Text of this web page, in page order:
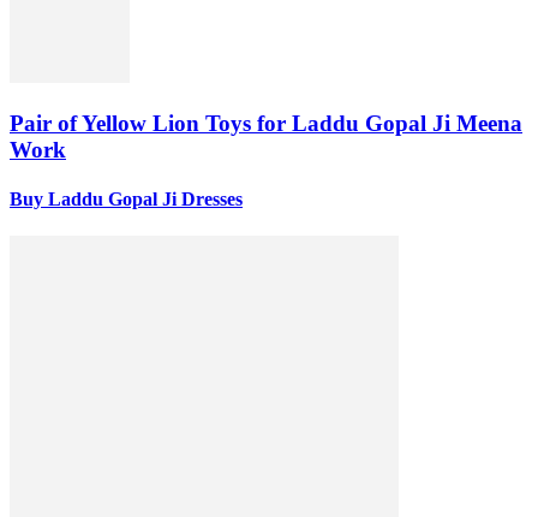
Pair of Yellow Lion Toys for Laddu Gopal Ji Meena
Work
Buy Laddu Gopal Ji Dresses